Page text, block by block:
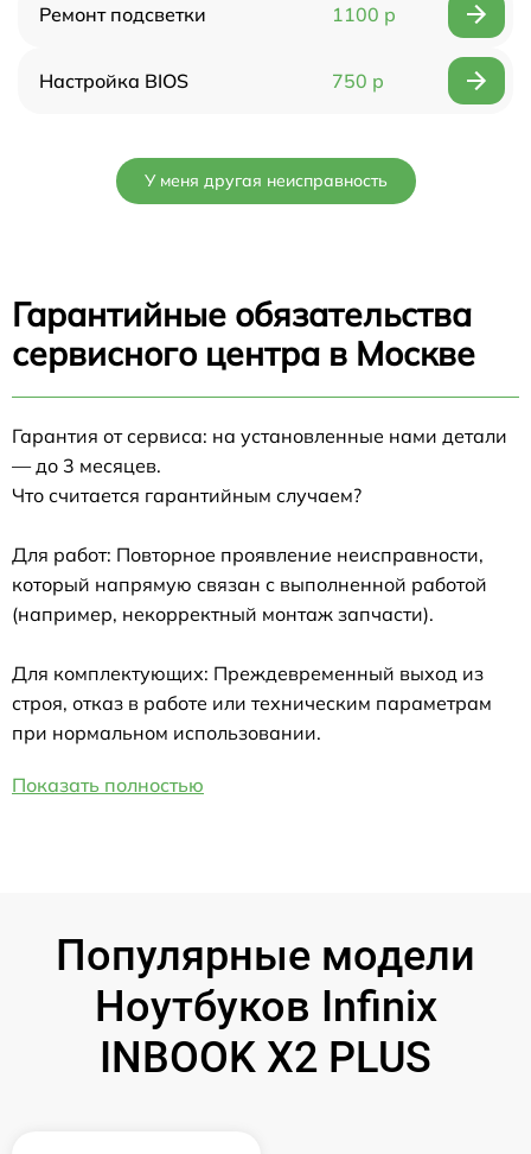
Ремонт подсветки 1100 р
Настройка BIOS 750 р
У меня другая неисправность
Гарантийные обязательства
сервисного центра в Москве
Гарантия от сервиса: на установленные нами детали
— до 3 месяцев.
Что считается гарантийным случаем?
Для работ: Повторное проявление неисправности,
который напрямую связан с выполненной работой
(например, некорректный монтаж запчасти).
Для комплектующих: Преждевременный выход из
строя, отказ в работе или техническим параметрам
при нормальном использовании.
Показать полностью
Популярные модели
Ноутбуков Infinix
INBOOK X2 PLUS